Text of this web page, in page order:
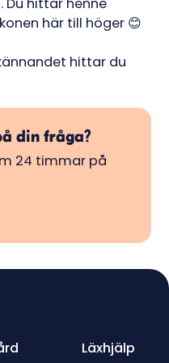
här till höger 😊
hittar du
din fråga?
24 timmar på
Läxhjälp